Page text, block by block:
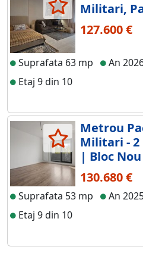
Militari,
127.600 €
Suprafata 63 mp An
Etaj 9 din 10
Metrou
Militari - 2
| Bloc
130.680 €
Suprafata 53 mp An
Etaj 9 din 10